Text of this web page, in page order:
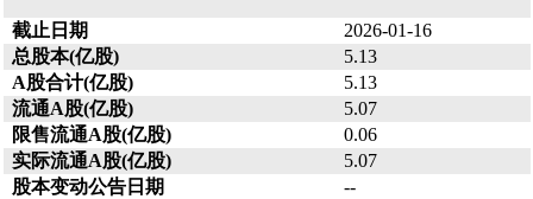
截止日期
2026-01-16
总股本(亿股)
5.13
A股合计(亿股)
5.13
流通A股(亿股)
5.07
限售流通A股(亿股)
0.06
实际流通A股(亿股)
5.07
股本变动公告日期
--